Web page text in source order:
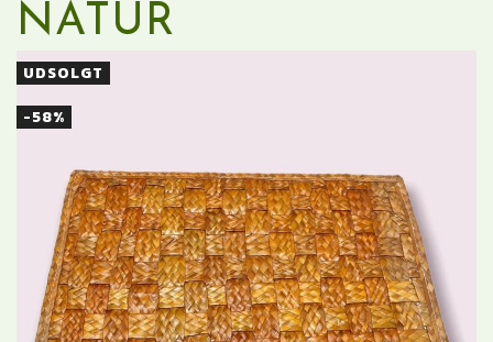
NATUR
UDSOLGT
-58%